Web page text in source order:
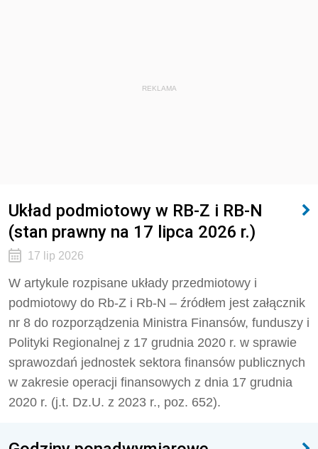
REKLAMA
Układ podmiotowy w RB-Z i RB-N
(stan prawny na 17 lipca 2026 r.)
17 lip 2026
W artykule rozpisane układy przedmiotowy i
podmiotowy do Rb-Z i Rb-N – źródłem jest załącznik
nr 8 do rozporządzenia Ministra Finansów, funduszy i
Polityki Regionalnej z 17 grudnia 2020 r. w sprawie
sprawozdań jednostek sektora finansów publicznych
w zakresie operacji finansowych z dnia 17 grudnia
2020 r. (j.t. Dz.U. z 2023 r., poz. 652).